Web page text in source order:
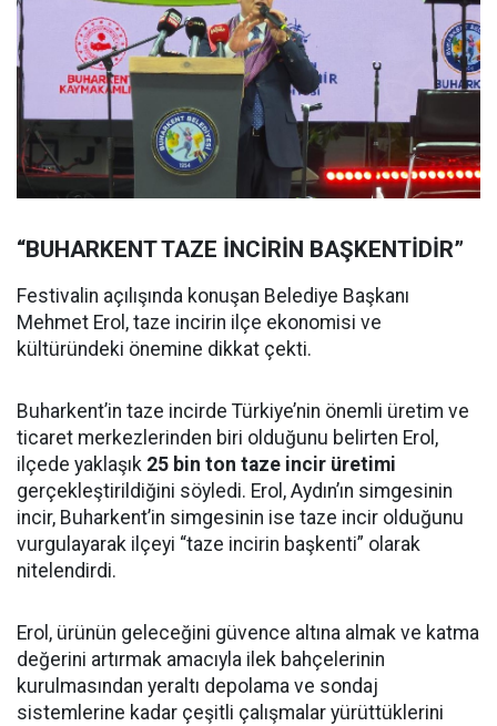
“BUHARKENT TAZE İNCİRİN BAŞKENTİDİR”
Festivalin açılışında konuşan Belediye Başkanı
Mehmet Erol, taze incirin ilçe ekonomisi ve
kültüründeki önemine dikkat çekti.
Buharkent’in taze incirde Türkiye’nin önemli üretim ve
ticaret merkezlerinden biri olduğunu belirten Erol,
ilçede yaklaşık 25 bin ton taze incir üretimi
gerçekleştirildiğini söyledi. Erol, Aydın’ın simgesinin
incir, Buharkent’in simgesinin ise taze incir olduğunu
vurgulayarak ilçeyi “taze incirin başkenti” olarak
nitelendirdi.
Erol, ürünün geleceğini güvence altına almak ve katma
değerini artırmak amacıyla ilek bahçelerinin
kurulmasından yeraltı depolama ve sondaj
sistemlerine kadar çeşitli çalışmalar yürüttüklerini